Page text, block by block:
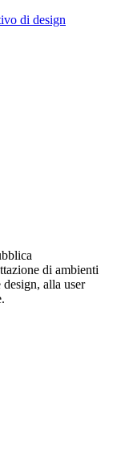
di design
di ambienti
alla user